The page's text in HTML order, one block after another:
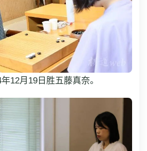
12月19日胜五藤真奈。